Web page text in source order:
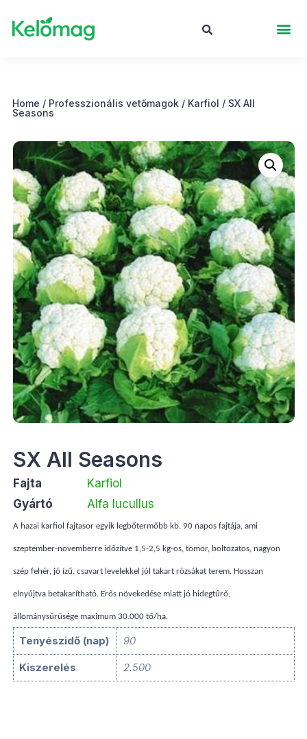
Home / Professzionális vetőmagok/ Karfiol / SX All
Seasons
SX All Seasons
Fajta
Karfiol
Gyártó
Alfa lucullus
A hazai karfiol fajtasor egyik legbőtermőbb kb. 90 napos fajtája, ami
szeptember-novemberre időzítve 1,5-2,5 kg-os, tömör, boltozatos, nagyon
szép fehér, jó ízű, csavart levelekkel jól takart rózsákat terem. Hosszan
elnyújtva betakarítható. Erős növekedése miatt jó hidegtűrő,
állománysűrűsége maximum 30.000 tő/ha.
Tenyészidő (nap) 90
Kiszerelés 2.500